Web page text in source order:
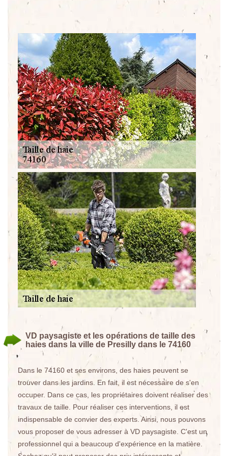
VD paysagiste et les opérations de taille des
haies dans la ville de Presilly dans le 74160
Dans le 74160 et ses environs, des haies peuvent se
trouver dans les jardins. En fait, il est nécessaire de s'en
occuper. Dans ce cas, les propriétaires doivent réaliser des
travaux de taille. Pour réaliser ces interventions, il est
indispensable de convier des experts. Ainsi, nous pouvons
vous proposer de vous adresser à VD paysagiste. C'est un
professionnel qui a beaucoup d'expérience en la matière.